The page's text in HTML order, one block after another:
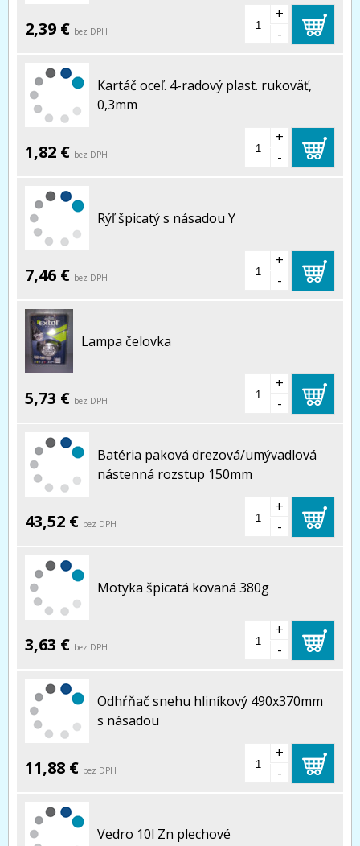
2,39 € bez DPH
+
-
Kartáč oceľ. 4-radový plast. rukoväť,
0,3mm
1,82 € bez DPH
+
-
Rýľ špicatý s násadou Y
7,46 € bez DPH
+
-
Lampa čelovka
5,73 € bez DPH
+
-
Batéria paková drezová/umývadlová
nástenná rozstup 150mm
43,52 € bez DPH
+
-
Motyka špicatá kovaná 380g
3,63 € bez DPH
+
-
Odhŕňač snehu hliníkový 490x370mm
s násadou
11,88 € bez DPH
+
-
Vedro 10l Zn plechové